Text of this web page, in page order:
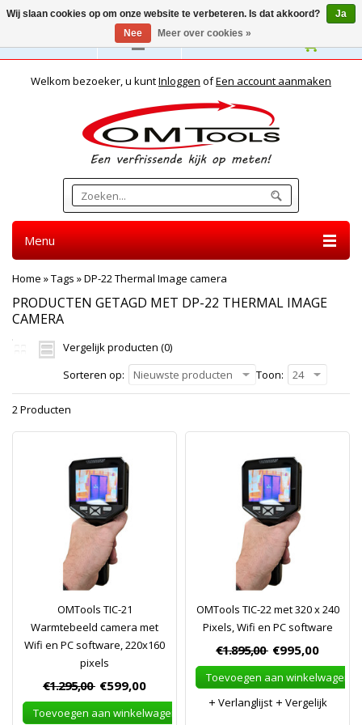
Nederlands
Welkom bezoeker, u kuntInloggen ofEen account aanmaken
Menu
Home »Tags »DP-22 Thermal Image camera
PRODUCTEN GETAGD MET DP-22 THERMAL IMAGE
CAMERA
Vergelijk producten (0)
Sorteren op:
Nieuwste producten Toon: 24
2 Producten
OMTools TIC-21
Warmtebeeld camera met
Wifi en PC software, 220x160
pixels
€1.295,00 €599,00
Toevoegen aan winkelwagen
OMTools TIC-22 met 320 x 240
Pixels, Wifi en PC software
€1.895,00 €995,00
Toevoegen aan winkelwagen
Verlanglijst
Vergelijk
Wij slaan cookies op om onze website te verbeteren. Is dat akkoord?
Ja
Nee
Meer over cookies »